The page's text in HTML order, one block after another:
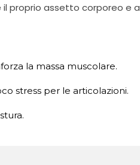
proprio assetto corporeo e a
la massa muscolare.
stress per le articolazioni.